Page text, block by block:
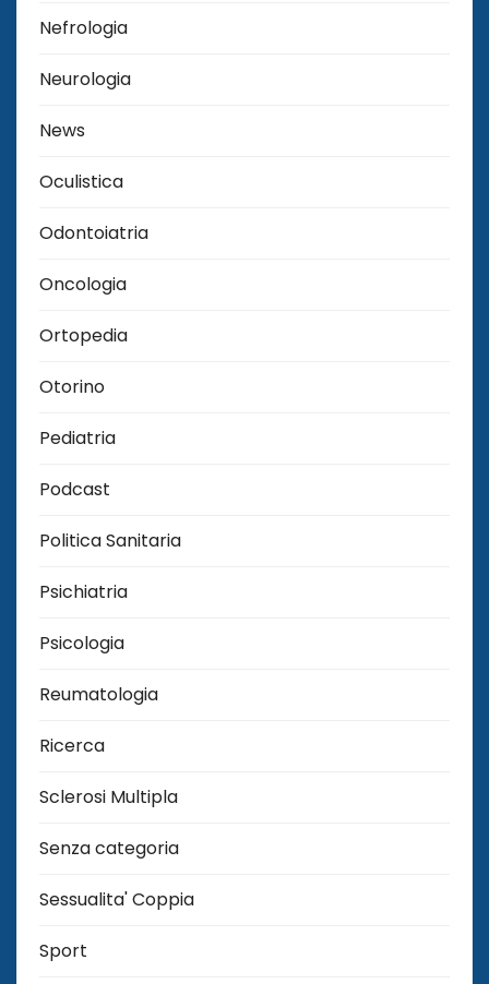
Nefrologia
Neurologia
News
Oculistica
Odontoiatria
Oncologia
Ortopedia
Otorino
Pediatria
Podcast
Politica Sanitaria
Psichiatria
Psicologia
Reumatologia
Ricerca
Sclerosi Multipla
Senza categoria
Sessualita' Coppia
Sport